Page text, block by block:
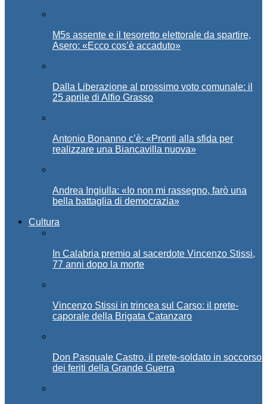
M5s assente e il tesoretto elettorale da spartire,
Asero: «Ecco cos’è accaduto»
Dalla Liberazione al prossimo voto comunale: il
25 aprile di Alfio Grasso
Antonio Bonanno c’è: «Pronti alla sfida per
realizzare una Biancavilla nuova»
Andrea Ingiulla: «Io non mi rassegno, farò una
bella battaglia di democrazia»
Cultura
In Calabria premio al sacerdote Vincenzo Stissi,
77 anni dopo la morte
Vincenzo Stissi in trincea sul Carso: il prete-
caporale della Brigata Catanzaro
Don Pasquale Castro, il prete-soldato in soccorso
dei feriti della Grande Guerra